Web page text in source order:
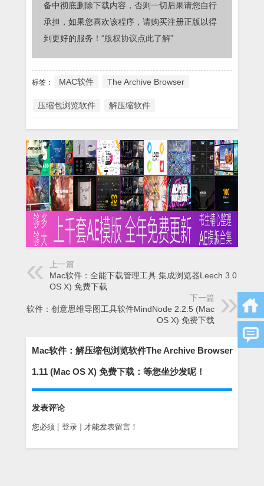
备中彻底删除下载内容，否则一切后果请您自行
承担，如果您喜欢该程序，请购买注册正版以得
到更好的服务！ “版权协议点此了解”
标签： MAC软件 The Archive Browser
压缩包浏览软件 解压缩软件
上一篇
Mac软件：全能下载管理工具 集成浏览器Leech 3.0 (Mac
OS X) 免费下载
下一篇
Mac软件：创意思维导图工具软件MindNode 2.2.5 (Mac
OS X) 免费下载
Mac软件：解压缩包浏览软件The Archive Browser
1.11 (Mac OS X) 免费下载：等您坐沙发呢！
发表评论
您必须 [ 登录 ] 才能发表留言！